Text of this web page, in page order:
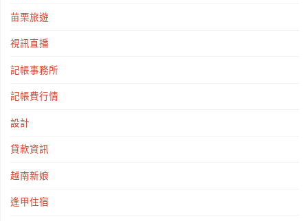
苗栗旅遊
視訊直播
記帳事務所
記帳費行情
設計
貸款資訊
越南新娘
逢甲住宿